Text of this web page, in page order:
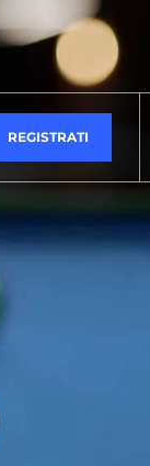
scrivici!
REGISTRATI